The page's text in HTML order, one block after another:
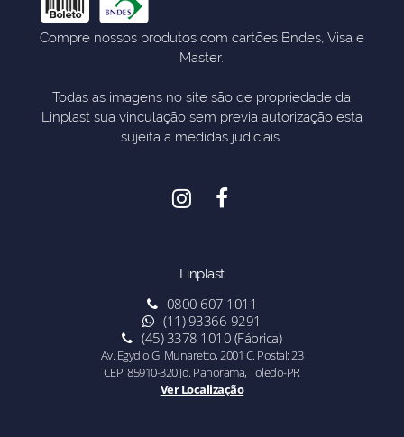
Compre nossos produtos com cartões Bndes, Visa e
Master.
Todas as imagens no site são de propriedade da
Linplast sua vinculação sem previa autorização esta
sujeita a medidas judiciais.
Linplast
0800 607 1011
(11) 93366-9291
(45) 3378 1010 (Fábrica)
Av. Egydio G. Munaretto, 2001 C. Postal: 23
CEP: 85910-320 Jd. Panorama, Toledo-PR
Ver Localização